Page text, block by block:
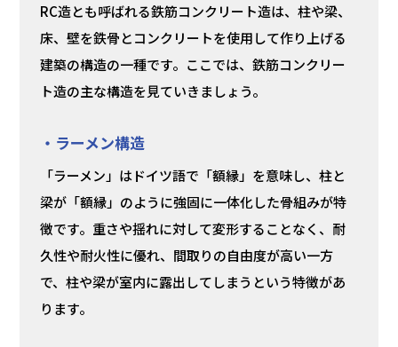
RC造とも呼ばれる鉄筋コンクリート造は、柱や梁、
床、壁を鉄骨とコンクリートを使用して作り上げる
建築の構造の一種です。ここでは、鉄筋コンクリー
ト造の主な構造を見ていきましょう。
・ラーメン構造
「ラーメン」はドイツ語で「額縁」を意味し、柱と
梁が「額縁」のように強固に一体化した骨組みが特
徴です。重さや揺れに対して変形することなく、耐
久性や耐火性に優れ、間取りの自由度が高い一方
で、柱や梁が室内に露出してしまうという特徴があ
ります。